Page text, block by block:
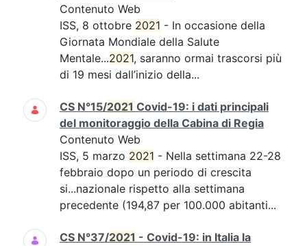
Contenuto Web
ISS, 8 ottobre 2021 - In occasione della
Giornata Mondiale della Salute
Mentale...2021, saranno ormai trascorsi più
di 19 mesi dall’inizio della...
CS N°15/2021 Covid-19: i dati principali
del monitoraggio della Cabina di Regia
Contenuto Web
ISS, 5 marzo 2021 - Nella settimana 22-28
febbraio dopo un periodo di crescita
si...nazionale rispetto alla settimana
precedente (194,87 per 100.000 abitanti...
CS N°37/2021 - Covid-19: in Italia la